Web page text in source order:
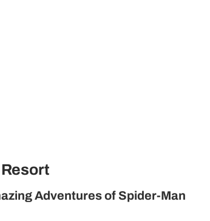
Adventures of Spider-Man